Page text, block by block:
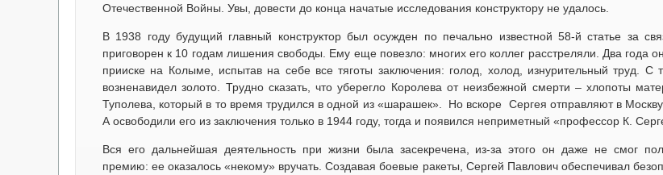
Отечественной Войны. Увы, довести до конца начатые исследования конструктору не удалось.
В 1938 году будущий главный конструктор был осужден по печально известной 58-й статье за
приговорен к 10 годам лишения свободы. Ему еще повезло: многих его коллег расстреляли. Два года
прииске на Колыме, испытав на себе все тяготы заключения: голод, холод, изнурительный труд. С
возненавидел золото. Трудно сказать, что уберегло Королева от неизбежной смерти – хлопоты
Туполева, который в то время трудился в одной из «шарашек». Но вскоре Сергея отправляют в Москву,
А освободили его из заключения только в 1944 году, тогда и появился неприметный «профессор К.
Вся его дальнейшая деятельность при жизни была засекречена, из-за этого он даже не смог
премию: ее оказалось «некому» вручать. Создавая боевые ракеты, Сергей Павлович обеспечивал